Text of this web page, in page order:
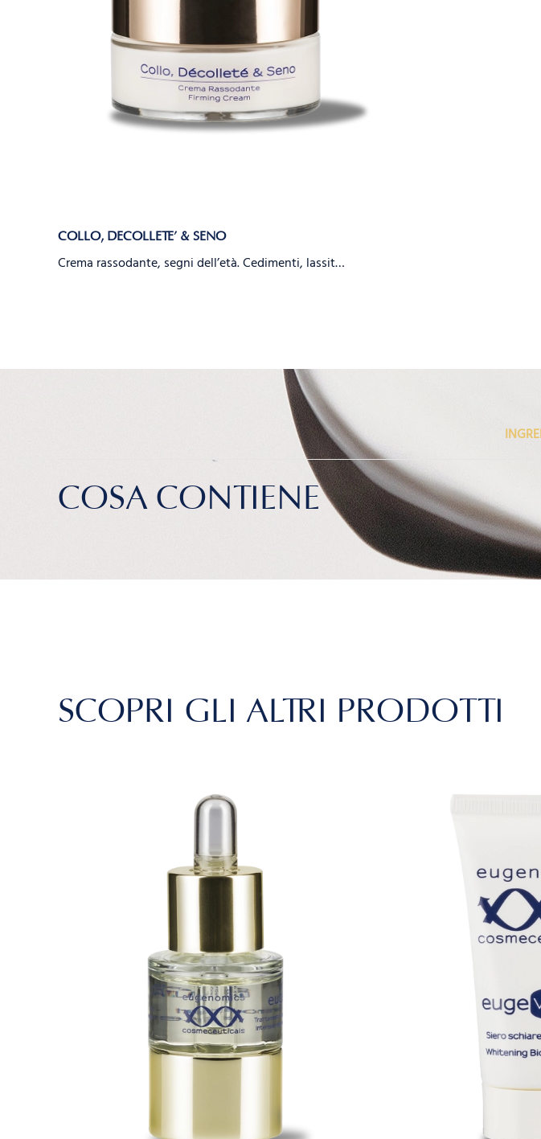
COLLO, DECOLLETE’ & SENO
Crema rassodante, segni dell’età. Cedimenti, lassit…
COSA CONTIENE
SCOPRI GLI ALTRI PRODOTTI